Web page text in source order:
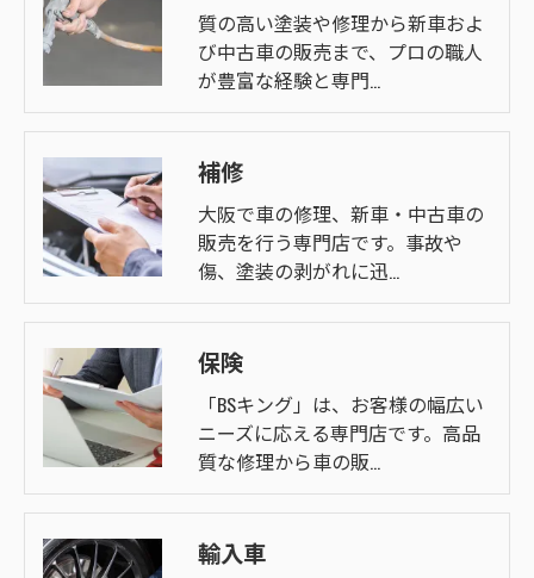
質の高い塗装や修理から新車およ
び中古車の販売まで、プロの職人
が豊富な経験と専門…
補修
大阪で車の修理、新車・中古車の
販売を行う専門店です。事故や
傷、塗装の剥がれに迅…
保険
「BSキング」は、お客様の幅広い
ニーズに応える専門店です。高品
質な修理から車の販…
輸入車